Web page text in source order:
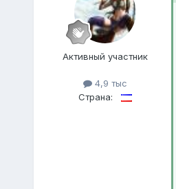
Активный участник
4,9 тыс
Страна: